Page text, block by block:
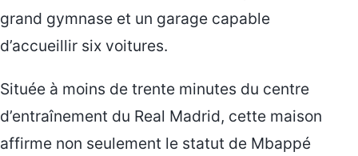
grand gymnase et un garage capable
d’accueillir six voitures.
Située à moins de trente minutes du centre
d’entraînement du Real Madrid, cette maison
affirme non seulement le statut de Mbappé